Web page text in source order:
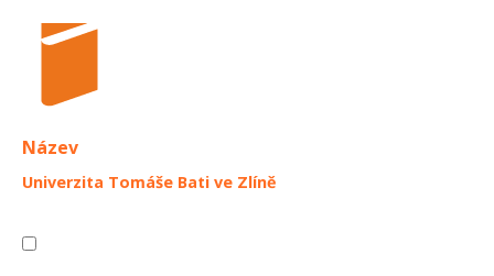
Název
Univerzita Tomáše Bati ve Zlíně